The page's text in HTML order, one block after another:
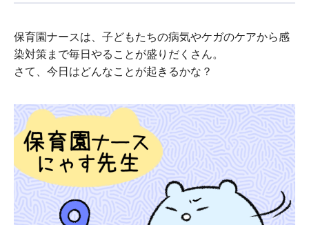
保育園ナースは、子どもたちの病気やケガのケアから感
染対策まで毎日やることが盛りだくさん。
さて、今日はどんなことが起きるかな？